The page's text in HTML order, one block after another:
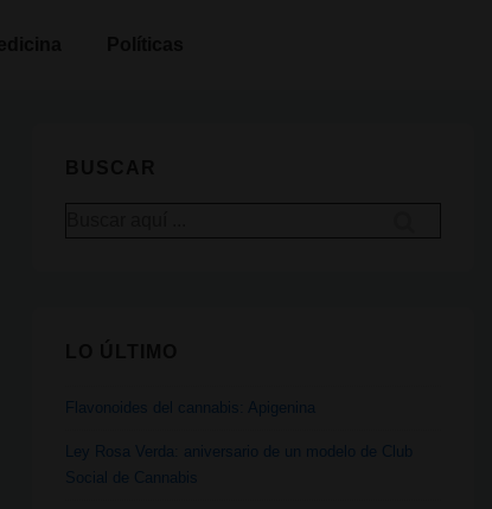
Flavonoides del cannabis: Apigenina
Ley Rosa Verda: aniversario de un modelo de Club
Social de Cannabis